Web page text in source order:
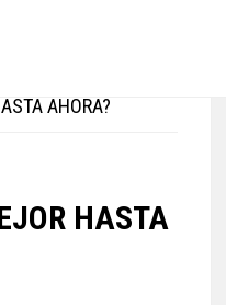
AHORA?
HASTA